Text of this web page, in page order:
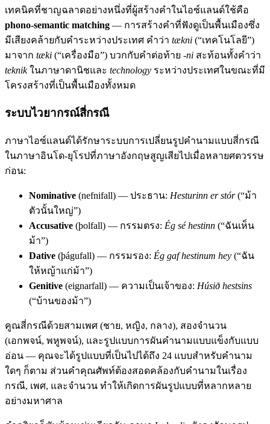
เทคนิคที่ชาญฉลาดอย่างหนึ่งที่ผู้สร้างคำในไอซ์แลนด์ใช้คือ
phono-semantic matching — การสร้างคำที่ฟังดูเป็นพื้นเมืองซึ่ง
มีเสียงคล้ายกับคำระหว่างประเทศ คำว่า tækni (“เทคโนโลยี”)
มาจาก tæki (“เครื่องมือ”) บวกกับคำต่อท้าย -ni สะท้อนทั้งคำว่า
teknikในภาษาดานิชและ technology ระหว่างประเทศในขณะที่มี
โครงสร้างที่เป็นพื้นเมืองทั้งหมด
ระบบไวยากรณ์สี่กรณี
ภาษาไอซ์แลนด์ได้รักษาระบบการเปลี่ยนรูปคำนามแบบสี่กรณี
ในภาษาอินโด-ยุโรปที่ภาษาอังกฤษสูญเสียไปเมื่อหลายศตวรรษ
ก่อน:
Nominative (nefnifall) — ประธาน: Hesturinn er stór(“ม้า
ตัวนั้นใหญ่”)
Accusative (þolfall) — กรรมตรง: Ég sé hestinn (“ฉันเห็น
ม้า”)
Dative (þágufall) — กรรมรอง: Ég gaf hestinum hey (“ฉัน
ให้หญ้าแก่ม้า”)
Genitive (eignarfall) — ความเป็นเจ้าของ: Húsið hestsins
(“บ้านของม้า”)
คูณสี่กรณีด้วยสามเพศ (ชาย, หญิง, กลาง), สองจำนวน
(เอกพจน์, พหูพจน์), และรูปแบบการผันคำนามแบบแข็งกับแบบ
อ่อน — คุณจะได้รูปแบบที่เป็นไปได้ถึง 24 แบบสำหรับคำนาม
ใดๆ ก็ตาม ส่วนคำคุณศัพท์ต้องสอดคล้องกับคำนามในเรื่อง
กรณี, เพศ, และจำนวน ทำให้เกิดการผันรูปแบบที่หลากหลาย
อย่างมหาศาล